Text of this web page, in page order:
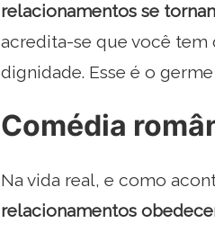
relacionamentos se
acredita-se que você tem
dignidade. Esse é o
Comédia
Na vida real, e como
relacionamentos